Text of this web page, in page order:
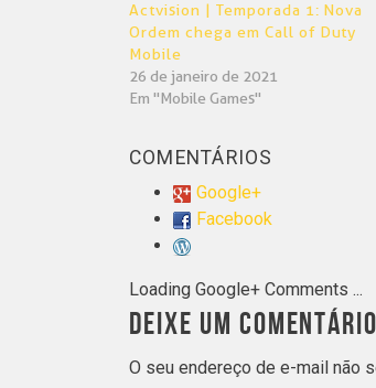
Actvision | Temporada 1: Nova
Ordem chega em Call of Duty
Mobile
26 de janeiro de 2021
Em "Mobile Games"
COMENTÁRIOS
Google+
Facebook
Loading Google+ Comments ...
DEIXE UM COMENTÁRIO
O seu endereço de e-mail não